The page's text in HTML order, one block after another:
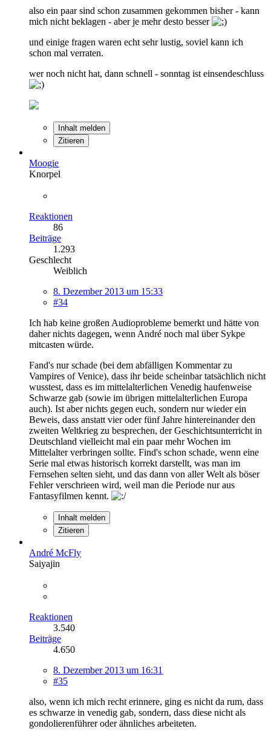
also ein paar sind schon zusammen gekommen bisher - kann
mich nicht beklagen - aber je mehr desto besser
und einige fragen waren echt sehr lustig, soviel kann ich
schon mal verraten.
wer noch nicht hat, dann schnell - sonntag ist einsendeschluss
Inhalt melden
Zitieren
Moogie
Knorpel
Reaktionen
86
Beiträge
1.293
Geschlecht
Weiblich
8. Dezember 2013 um 15:33
#34
Ich hab keine großen Audioprobleme bemerkt und hätte von
daher nichts dagegen, wenn André noch mal über Sykpe
mitcasten würde.
Fand's nur schade (bei dem abfälligen Kommentar zu
Vampires of Venice), dass ihr beide scheinbar tatsächlich nicht
wusstest, dass es im mittelalterlichen Venedig haufenweise
Schwarze gab (sowie im übrigen mittelalterlichen Europa
auch). Ist aber nichts gegen euch, sondern nur wieder ein
Beweis, dass anstatt vier oder fünf Jahre hintereinander den
zweiten Weltkrieg zu besprechen, der Geschichtsunterricht in
Deutschland vielleicht mal ein paar mehr Wochen im
Mittelalter verbringen sollte. Find's schon schade, wenn eine
Serie mal etwas historisch korrekt darstellt, was man im
Fernsehen selten sieht, und das dann von aller Welt als böser
Fehler verschrieen wird, weil man die Periode nur aus
Fantasyfilmen kennt.
Inhalt melden
Zitieren
André McFly
Saiyajin
Reaktionen
3.540
Beiträge
4.650
8. Dezember 2013 um 16:31
#35
also, wenn ich mich recht erinnere, ging es nicht da rum, dass
es schwarze in venedig gab, sondern, dass diese nicht als
gondolierenführer oder ähnliches arbeiteten.